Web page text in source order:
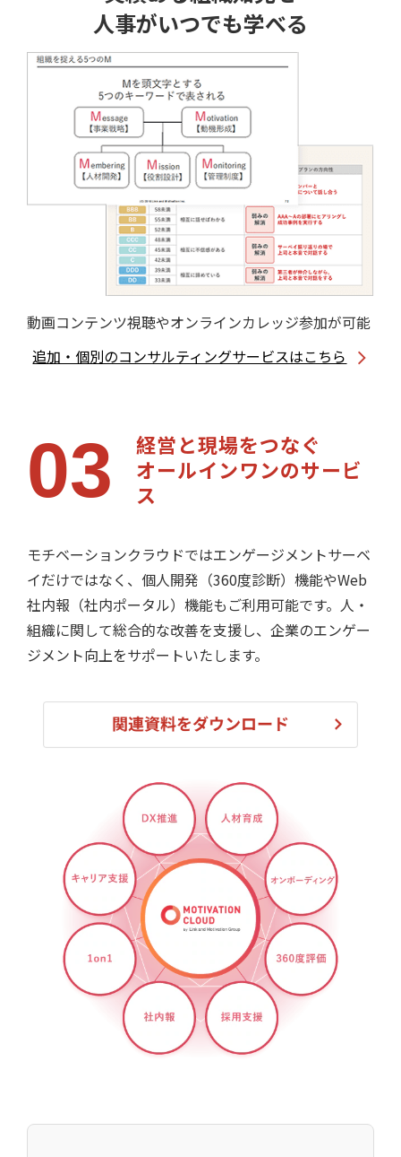
人事がいつでも学べる
動画コンテンツ視聴やオンラインカレッジ参加が可能
追加・個別のコンサルティングサービスはこちら
03
経営と現場をつなぐ
オールインワンのサービ
ス
モチベーションクラウドではエンゲージメントサーベ
イだけではなく、個人開発（360度診断）機能やWeb
社内報（社内ポータル）機能もご利用可能です。人・
組織に関して総合的な改善を支援し、企業のエンゲー
ジメント向上をサポートいたします。